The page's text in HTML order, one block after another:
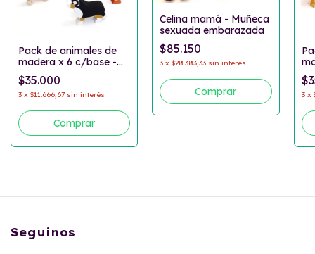
Pack de animales de
madera x 6 c/base -
Granja
$35.000
3 x $11.666,67 sin interés
Celina mamá - Muñeca
sexuada embarazada
$85.150
3 x$28.383,33 sin interés
3 x
Seguinos